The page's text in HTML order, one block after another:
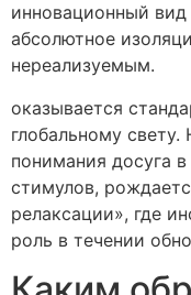
инновационный
абсолютное
нереализуемым.
оказывается
глобальному
понимания досуга
стимулов,
релаксации», где
роль в течении